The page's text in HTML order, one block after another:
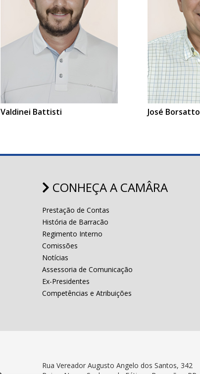
Valdinei Battisti José Borsatto
CONHEÇA A CAMÂRA
Prestação de Contas
História de Barracão
Regimento Interno
Comissões
Notícias
Assessoria de Comunicação
Ex-Presidentes
Competências e Atribuições
Rua Vereador Augusto Angelo dos Santos, 342